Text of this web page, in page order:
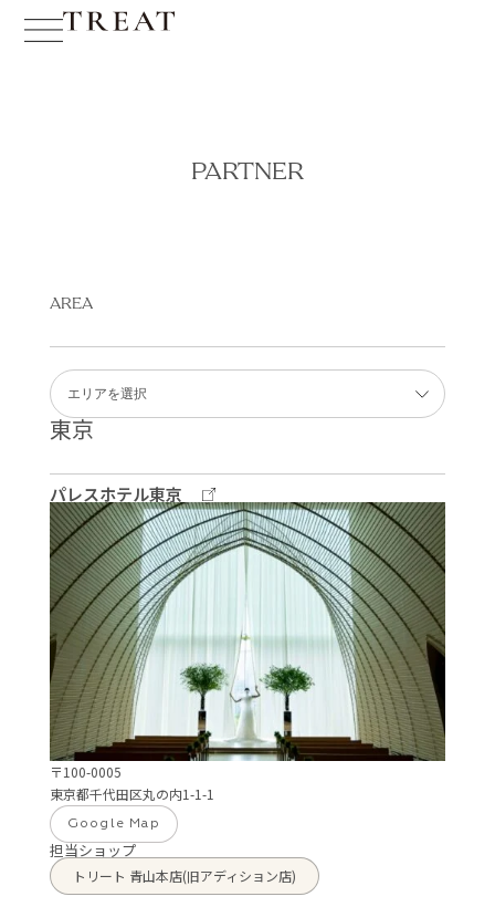
PARTNER
AREA
東京
パレスホテル東京
〒100-0005
東京都千代田区丸の内1-1-1
Google Map
担当ショップ
トリート 青山本店(旧アディション店)